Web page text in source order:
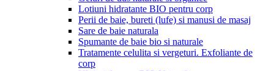
Lotiuni hidratante BIO pentru corp
Perii de baie, bureti (lufe) si manusi de masaj
Sare de baie naturala
Spumante de baie bio si naturale
Tratamente celulita si vergeturi. Exfoliante de
corp